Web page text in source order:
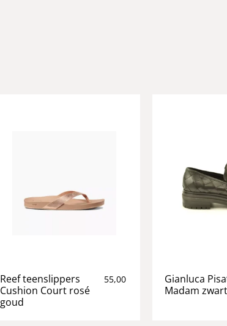
Reef teenslippers
Cushion Court rosé
goud
55,00
Gianluca
Madam